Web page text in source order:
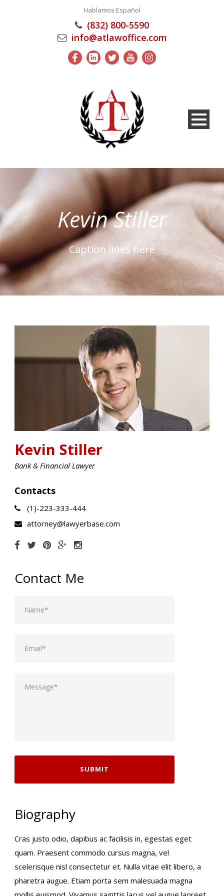
Hablamos Español
(832) 800-5590
info@atlawoffice.com
Kevin Stiller
Caption lines here
Kevin Stiller
Bank & Financial Lawyer
Contacts
(1)-223-333-444
attorney@lawyerbase.com
Contact Me
Biography
Cras justo odio, dapibus ac facilisis in, egestas eget
quam. Praesent commodo cursus magna, vel
scelerisque nisl consectetur et. Nulla vitae elit libero, a
pharetra augue. Etiam porta sem malesuada magna